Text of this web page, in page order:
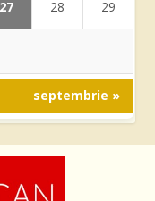
27 28 29
septembrie »